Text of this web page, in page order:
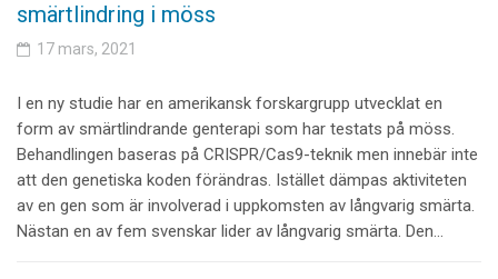
smärtlindring i möss
17 mars, 2021
I en ny studie har en amerikansk forskargrupp utvecklat en
form av smärtlindrande genterapi som har testats på möss.
Behandlingen baseras på CRISPR/Cas9-teknik men innebär inte
att den genetiska koden förändras. Istället dämpas aktiviteten
av en gen som är involverad i uppkomsten av långvarig smärta.
Nästan en av fem svenskar lider av långvarig smärta. Den…